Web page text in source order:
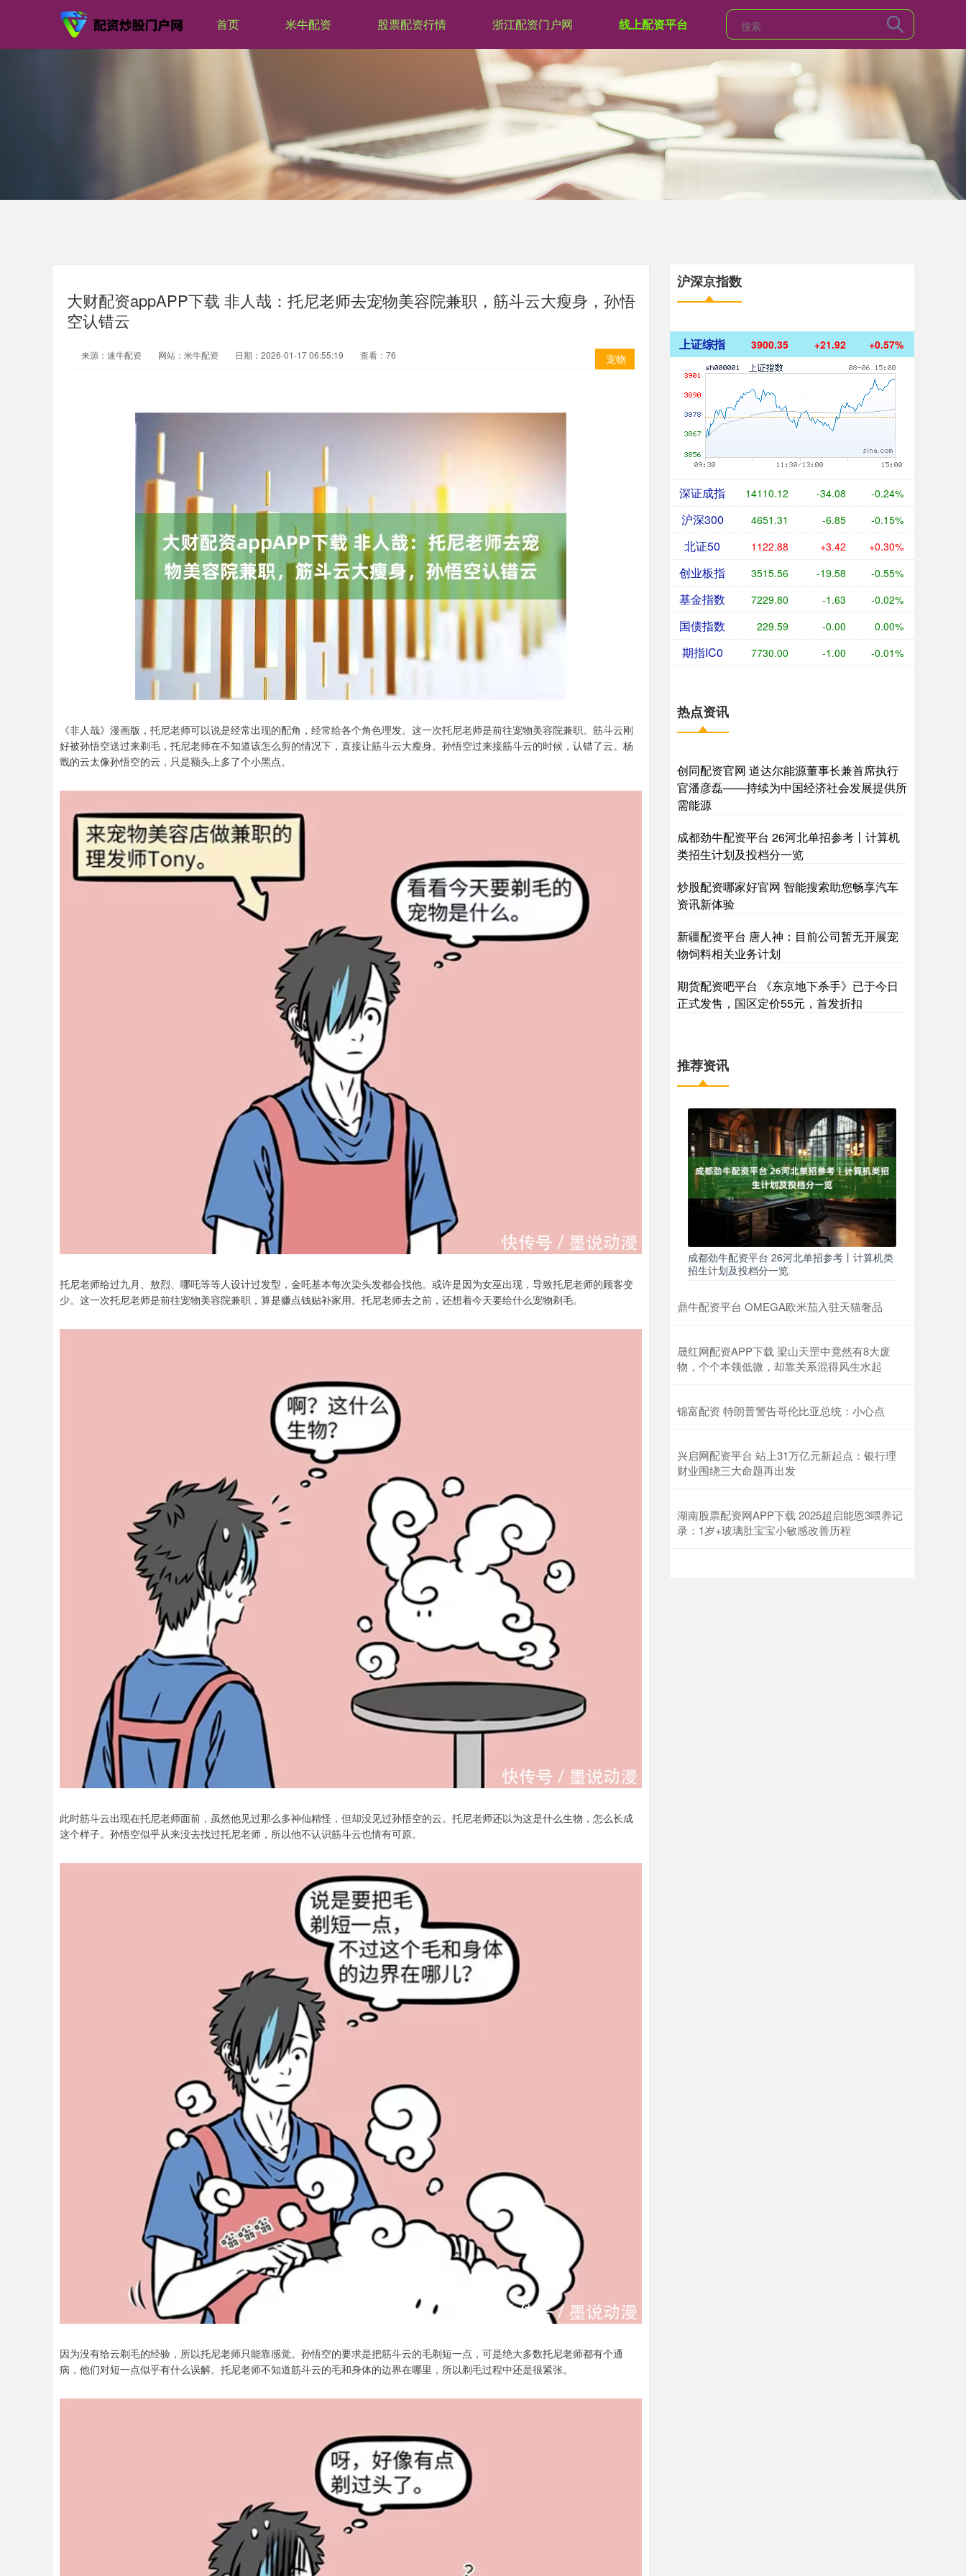
首页 米牛配资 股票配资行情 浙江配资门户网 线上配资平台
大财配资appAPP下载 非人哉：托尼老师去宠物美容院兼职，筋斗云大瘦身，孙悟
空认错云
宠物
来源：速牛配资 网站：米牛配资 日期：2026-01-17 06:55:19 查看：76
《非人哉》漫画版，托尼老师可以说是经常出现的配角，经常给各个角色理发。这一次托尼老师是前往宠物美容院兼职。筋斗云刚
好被孙悟空送过来剃毛，托尼老师在不知道该怎么剪的情况下，直接让筋斗云大瘦身。孙悟空过来接筋斗云的时候，认错了云。杨
戬的云太像孙悟空的云，只是额头上多了个小黑点。
托尼老师给过九月、敖烈、哪吒等等人设计过发型，金吒基本每次染头发都会找他。或许是因为女巫出现，导致托尼老师的顾客变
少。这一次托尼老师是前往宠物美容院兼职，算是赚点钱贴补家用。托尼老师去之前，还想着今天要给什么宠物剃毛。
此时筋斗云出现在托尼老师面前，虽然他见过那么多神仙精怪，但却没见过孙悟空的云。托尼老师还以为这是什么生物，怎么长成
这个样子。孙悟空似乎从来没去找过托尼老师，所以他不认识筋斗云也情有可原。
因为没有给云剃毛的经验，所以托尼老师只能靠感觉。孙悟空的要求是把筋斗云的毛剃短一点，可是绝大多数托尼老师都有个通
病，他们对短一点似乎有什么误解。托尼老师不知道筋斗云的毛和身体的边界在哪里，所以剃毛过程中还是很紧张。
沪深京指数
上证综指 3900.35 +21.92 +0.57%
深证成指 14110.12 -34.08 -0.24%
沪深300 4651.31 -6.85 -0.15%
北证50 1122.88 +3.42 +0.30%
创业板指 3515.56 -19.58 -0.55%
基金指数 7229.80 -1.63 -0.02%
国债指数 229.59 -0.00 0.00%
期指IC0 7730.00 -1.00 -0.01%
热点资讯
创同配资官网 道达尔能源董事长兼首席执行
官潘彦磊——持续为中国经济社会发展提供所
需能源
成都劲牛配资平台 26河北单招参考丨计算机
类招生计划及投档分一览
炒股配资哪家好官网 智能搜索助您畅享汽车
资讯新体验
新疆配资平台 唐人神：目前公司暂无开展宠
物饲料相关业务计划
期货配资吧平台 《东京地下杀手》已于今日
正式发售，国区定价55元，首发折扣
推荐资讯
成都劲牛配资平台 26河北单招参考丨计算机类
招生计划及投档分一览
鼎牛配资平台 OMEGA欧米茄入驻天猫奢品
晟红网配资APP下载 梁山天罡中竟然有8大废
物，个个本领低微，却靠关系混得风生水起
锦富配资 特朗普警告哥伦比亚总统：小心点
兴启网配资平台 站上31万亿元新起点：银行理
财业围绕三大命题再出发
湖南股票配资网APP下载 2025超启能恩3喂养记
录：1岁+玻璃肚宝宝小敏感改善历程